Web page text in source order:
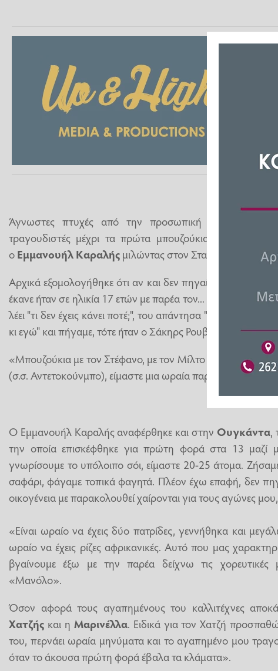
Άγνωστες πτυχές από την προσωπική του ζωή -
τραγουδιστές μέχρι τα πρώτα μπουζούκια που πήγε
οΕμμανουήλ Καραλήςμιλώντας στον Σταύρο
Αρχικά εξομολογήθηκε ότι αν και δεν πηγαίνει στα
έκανε ήταν σε ηλικία 17 ετών με παρέα τον...
Στέφανο
λέει "τι δεν έχεις κάνει ποτέ;", του απάντησα "δεν έχω πάει
κι εγώ" και πήγαμε, τότε ήταν ο Σάκηρς Ρουβάς και ο
«Μπουζούκια με τον Στέφανο, με τον Μίλτο είμαστε όλη
(σ.σ. Αντετοκούνμπο), είμαστε μια ωραία παρέα οι αθλητές»
Ο Εμμανουήλ Καραλής αναφέρθηκε και στην Ουγκάντα,
την οποία επισκέφθηκε για πρώτη φορά στα 13 μαζί
γνωρίσουμε το υπόλοιπο σόι, είμαστε 20-25 άτομα.
σαφάρι, φάγαμε τοπικά φαγητά. Πλέον έχω επαφή, δεν
οικογένεια με παρακολουθεί χαίρονται για τους αγώνες
«Είναι ωραίο να έχεις δύο πατρίδες, γεννήθηκα και
ωραίο να έχεις ρίζες αφρικανικές. Αυτό που μας
βγαίνουμε έξω με την παρέα δείχνω τις
«Μανόλο».
Όσον αφορά τους αγαπημένους του καλλιτέχνες
Χατζής και η Μαρινέλλα. Ειδικά για τον Χατζή
του, περνάει ωραία μηνύματα και το αγαπημένο μου
όταν το άκουσα πρώτη φορά έβαλα τα κλάματα».